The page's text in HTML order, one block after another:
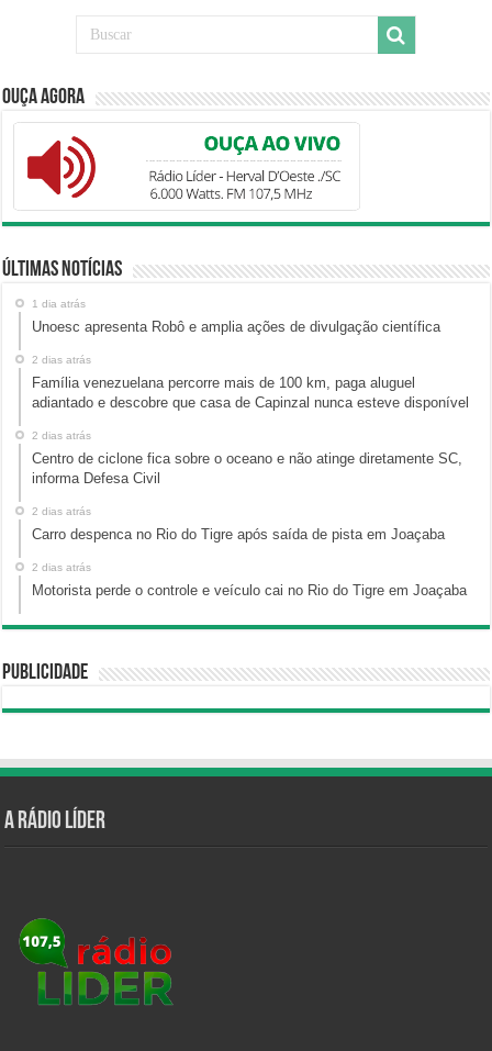
Ouça Agora
Últimas Notícias
1 dia atrás
Unoesc apresenta Robô e amplia ações de divulgação científica
2 dias atrás
Família venezuelana percorre mais de 100 km, paga aluguel
adiantado e descobre que casa de Capinzal nunca esteve disponível
2 dias atrás
Centro de ciclone fica sobre o oceano e não atinge diretamente SC,
informa Defesa Civil
2 dias atrás
Carro despenca no Rio do Tigre após saída de pista em Joaçaba
2 dias atrás
Motorista perde o controle e veículo cai no Rio do Tigre em Joaçaba
Publicidade
A Rádio Líder